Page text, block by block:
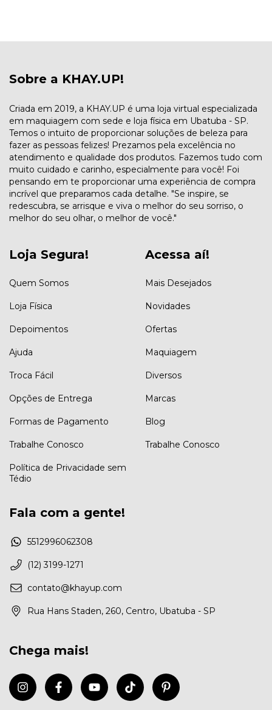
Sobre a KHAY.UP!
Criada em 2019, a KHAY.UP é uma loja virtual especializada
em maquiagem com sede e loja física em Ubatuba - SP.
Temos o intuito de proporcionar soluções de beleza para
fazer as pessoas felizes! Prezamos pela excelência no
atendimento e qualidade dos produtos. Fazemos tudo com
muito cuidado e carinho, especialmente para você! Foi
pensando em te proporcionar uma experiência de compra
incrível que preparamos cada detalhe. "Se inspire, se
redescubra, se arrisque e viva o melhor do seu sorriso, o
melhor do seu olhar, o melhor de você."
Loja Segura!
Quem Somos
Loja Física
Depoimentos
Ajuda
Troca Fácil
Opções de Entrega
Formas de Pagamento
Trabalhe Conosco
Política de Privacidade sem
Tédio
Acessa aí!
Mais Desejados
Novidades
Ofertas
Maquiagem
Diversos
Marcas
Blog
Trabalhe Conosco
Fala com a gente!
5512996062308
(12) 3199-1271
contato@khayup.com
Rua Hans Staden, 260, Centro, Ubatuba - SP
Chega mais!